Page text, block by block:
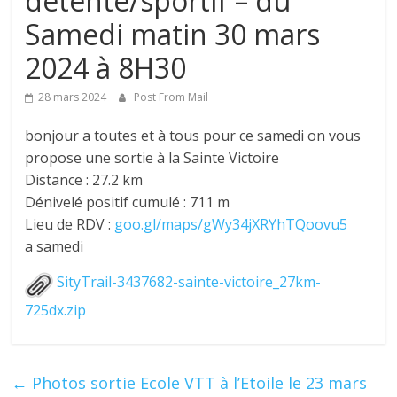
Samedi matin 30 mars
2024 à 8H30
28 mars 2024 Post From Mail
bonjour a toutes et à tous pour ce samedi on vous
propose une sortie à la Sainte Victoire
Distance : 27.2 km
Dénivelé positif cumulé : 711 m
Lieu de RDV : goo.gl/maps/gWy34jXRYhTQoovu5
a samedi
SityTrail-3437682-sainte-victoire_27km-
725dx.zip
← Photos sortie Ecole VTT à l’Etoile le 23 mars